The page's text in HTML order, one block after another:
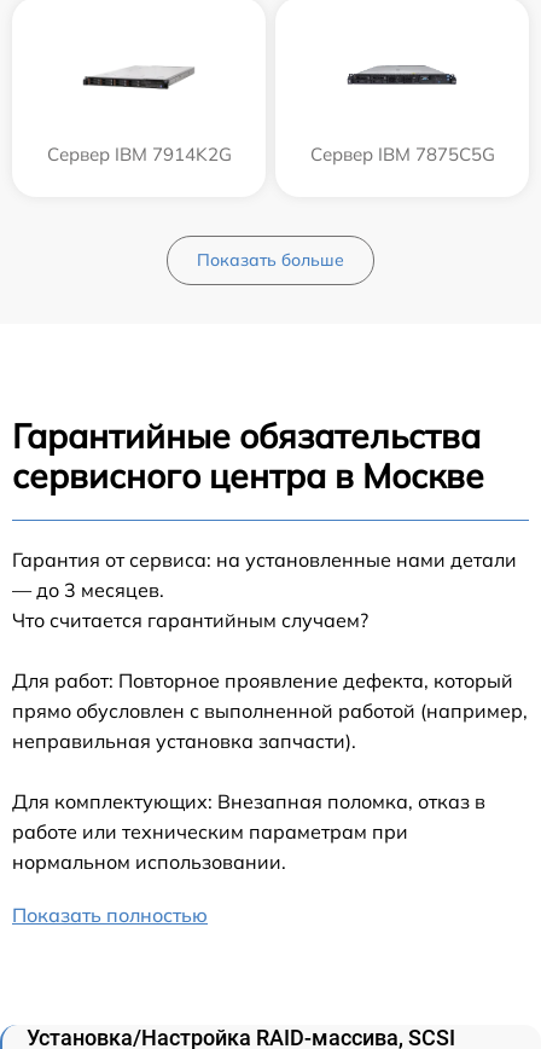
Сервер IBM 7914K2G Сервер IBM 7875C5G
Показать больше
Гарантийные обязательства
сервисного центра в Москве
Гарантия от сервиса: на установленные нами детали
— до 3 месяцев.
Что считается гарантийным случаем?
Для работ: Повторное проявление дефекта, который
прямо обусловлен с выполненной работой (например,
неправильная установка запчасти).
Для комплектующих: Внезапная поломка, отказ в
работе или техническим параметрам при
нормальном использовании.
Показать полностью
Установка/Настройка RAID-массива, SCSI